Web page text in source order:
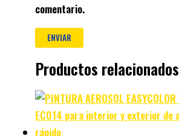
comentario.
Productos relacionados